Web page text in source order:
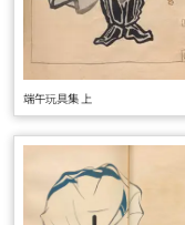
端午玩具集 上